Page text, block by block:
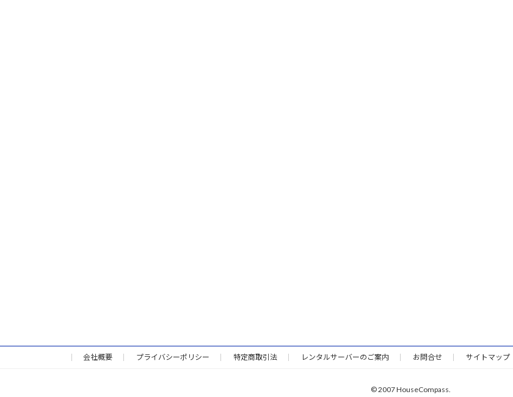
会社概要 プライバシーポリシー 特定商取引法 レンタルサーバーのご案内 お問合せ サイトマップ
© 2007 HouseCompass.